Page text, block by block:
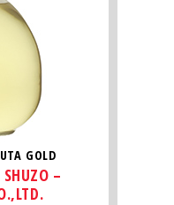
GOLD
–